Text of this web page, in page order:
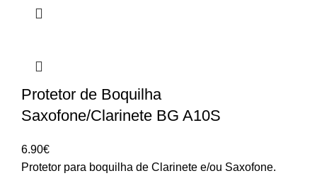
Protetor de Boquilha
Saxofone/Clarinete BG A10S
6.90€
Protetor para boquilha de Clarinete e/ou Saxofone.